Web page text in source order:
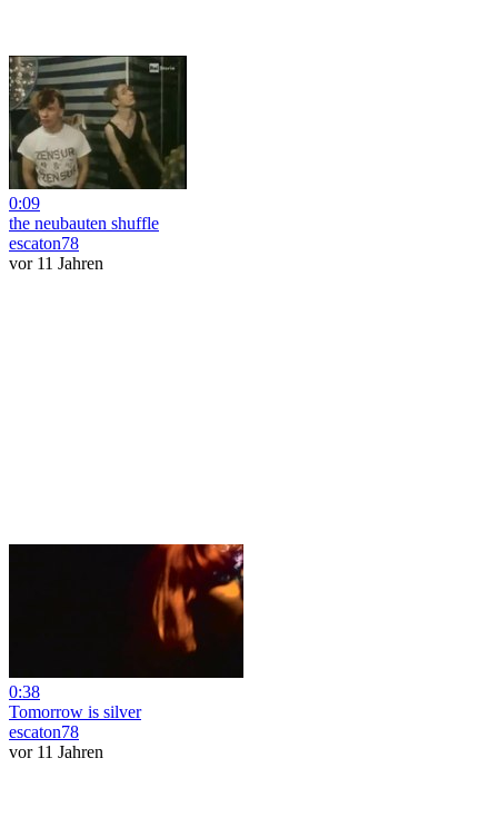
0:09
the neubauten shuffle
escaton78
vor 11 Jahren
0:38
Tomorrow is silver
escaton78
vor 11 Jahren